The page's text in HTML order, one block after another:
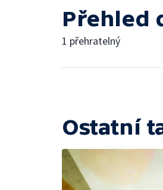
Přehled
1 přehratelný
Ostatní